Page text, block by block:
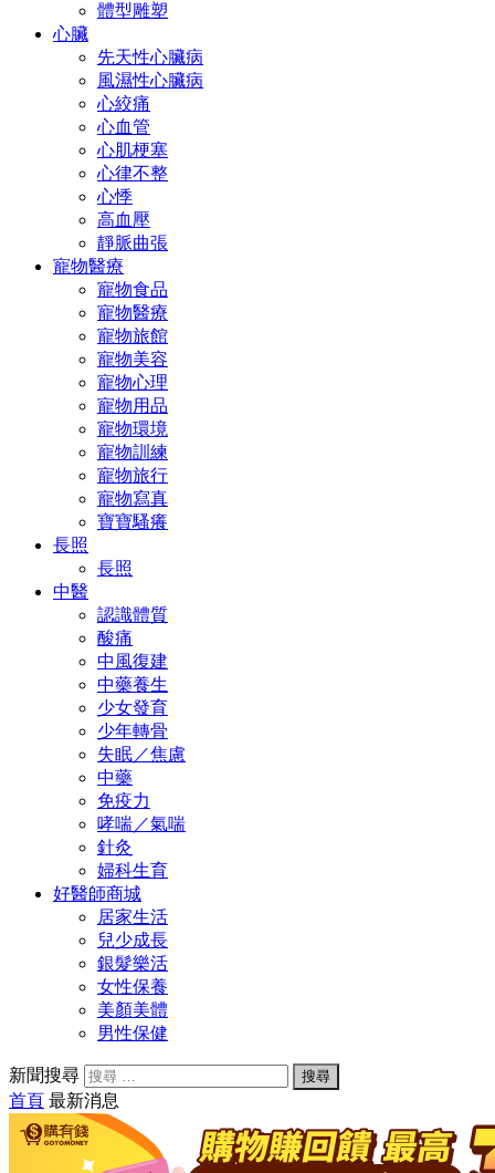
體型雕塑
心臟
先天性心臟病
風濕性心臟病
心絞痛
心血管
心肌梗塞
心律不整
心悸
高血壓
靜脈曲張
寵物醫療
寵物食品
寵物醫療
寵物旅館
寵物美容
寵物心理
寵物用品
寵物環境
寵物訓練
寵物旅行
寵物寫真
寶寶騷癢
長照
長照
中醫
認識體質
酸痛
中風復建
中藥養生
少女發育
少年轉骨
失眠／焦慮
中藥
免疫力
哮喘／氣喘
針灸
婦科生育
好醫師商城
居家生活
兒少成長
銀髮樂活
女性保養
美顏美體
男性保健
新聞搜尋
首頁 最新消息